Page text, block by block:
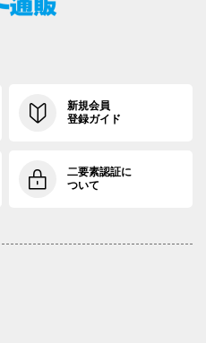
新規会員
登録ガイド
二要素認証に
ついて